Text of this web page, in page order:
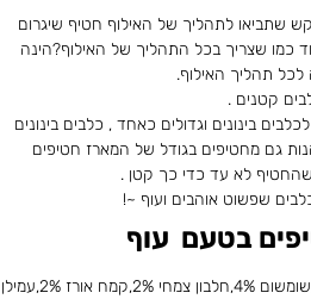
שתביאו לתהליך של האילוף חטיף שיגרום
כמו שצריך בכל התהליך של האילוף?הינה
תהליך האילוף.
קטנים .
בינונים וגדולים כאחד , כלבים בינונים
גם מחטיפים בגודל של המארז חטיפים
שהחטיף לא עד כדי כך קטן .
שפשוט אוהבים ועוף ~!
בטעם עוף
רכיבים:עוף 88%,שומשום 4%,חלבון צמחי 2%,קמח אורז 2%,עמילן